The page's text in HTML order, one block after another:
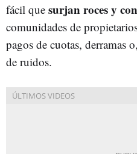
fácil que surjan roces y
comunidades de
pagos de cuotas, derramas
de ruidos.